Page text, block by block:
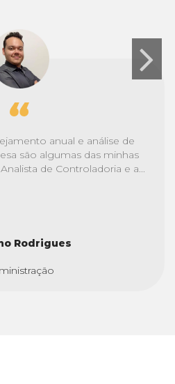
anual e análise de
são algumas das minhas
de Controladoria e a...
Rodrigues